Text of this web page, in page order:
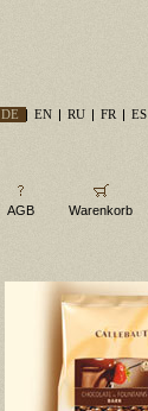
DE EN RU FR ES
AGB Warenkorb